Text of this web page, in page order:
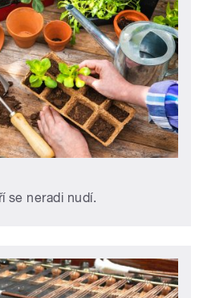
se neradi nudí.